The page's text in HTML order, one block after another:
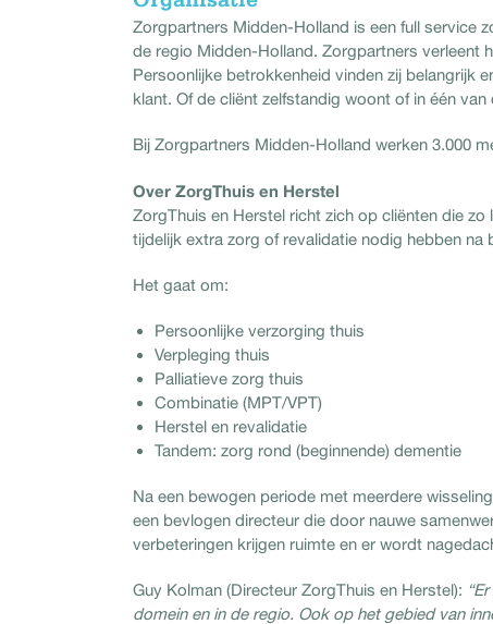
Zorgpartners Midden-Holland is een full service
de regio Midden-Holland. Zorgpartners verleent
Persoonlijke betrokkenheid vinden zij belangrijk
klant. Of de cliënt zelfstandig woont of in één
Bij Zorgpartners Midden-Holland werken 3.000
Over ZorgThuis en Herstel
ZorgThuis en Herstel richt zich op cliënten die
tijdelijk extra zorg of revalidatie nodig hebben
Het gaat om:
Persoonlijke verzorging thuis
Verpleging thuis
Palliatieve zorg thuis
Combinatie (MPT/VPT)
Herstel en revalidatie
Tandem: zorg rond (beginnende) dementie
Na een bewogen periode met meerdere
een bevlogen directeur die door nauwe
verbeteringen krijgen ruimte en er wordt
Guy Kolman (Directeur ZorgThuis en Herstel):
domein en in de regio. Ook op het gebied van